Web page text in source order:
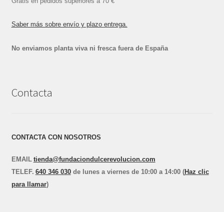
Saber más sobre envío y plazo entrega.
No enviamos planta viva ni fresca fuera de España
Contacta
CONTACTA CON NOSOTROS
EMAIL tienda@fundaciondulcerevolucion.com
TELEF. 640 346 030de lunes a viernes de 10:00 a 14:00 (Haz clic
para llamar)